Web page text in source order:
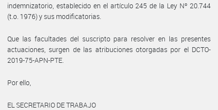
indemnizatorio, establecido en el artículo 245 de la Ley Nº 20.744
(t.o. 1976) y sus modificatorias.
Que las facultades del suscripto para resolver en las presentes
actuaciones, surgen de las atribuciones otorgadas por el DCTO-
2019-75-APN-PTE.
Por ello,
EL SECRETARIO DE TRABAJO